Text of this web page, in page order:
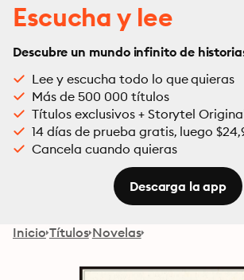
Escucha y lee
Descubre un mundo infinito de
Lee y escucha todo lo que quieras
Más de 500 000 títulos
Títulos exclusivos + Storytel
14 días de prueba gratis, luego
Cancela cuando quieras
Descarga la app
Inicio Títulos Novelas